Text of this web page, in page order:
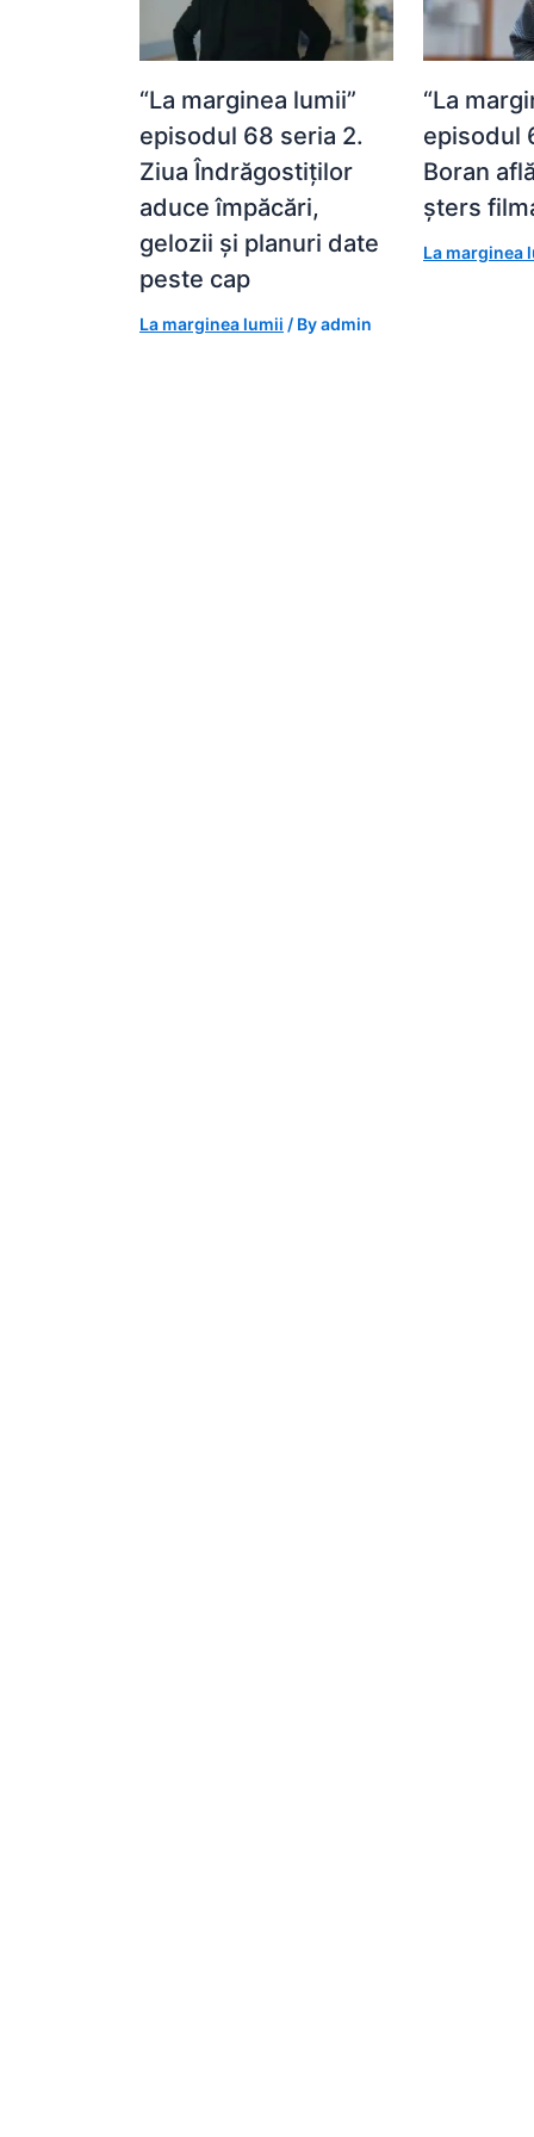
“La marginea lumii”
episodul 68 seria 2.
Ziua Îndrăgostiților
aduce împăcări,
gelozii și planuri date
peste cap
La marginea lumii / Byadmin
“La
episodul
Boran
șters
La marginea